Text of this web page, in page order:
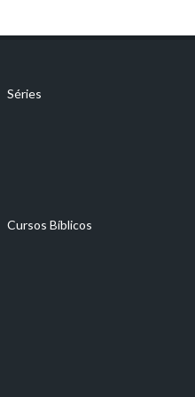
Séries
Cursos Bíblicos